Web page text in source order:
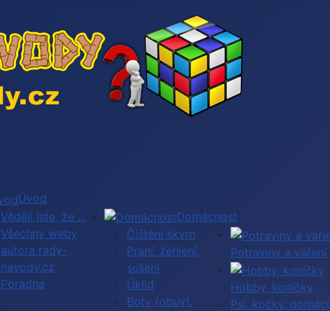
Úvod
Věděli jste, že ...
Všechny weby
autora rady-
navody.cz
Poradna
Domácnost
Čištění skvrn
Praní, žehlení,
sušení
Úklid
Boty (obuv),
Potraviny a vaření
Hobby, koníčky
Psi, kočky, domácí